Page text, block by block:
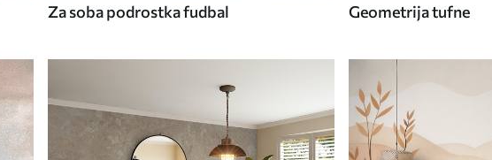
Za soba podrostka fudbal Geometrija tufne